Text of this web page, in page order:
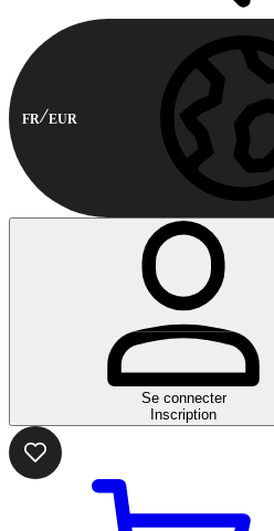
FR EUR
Se connecter
Inscription